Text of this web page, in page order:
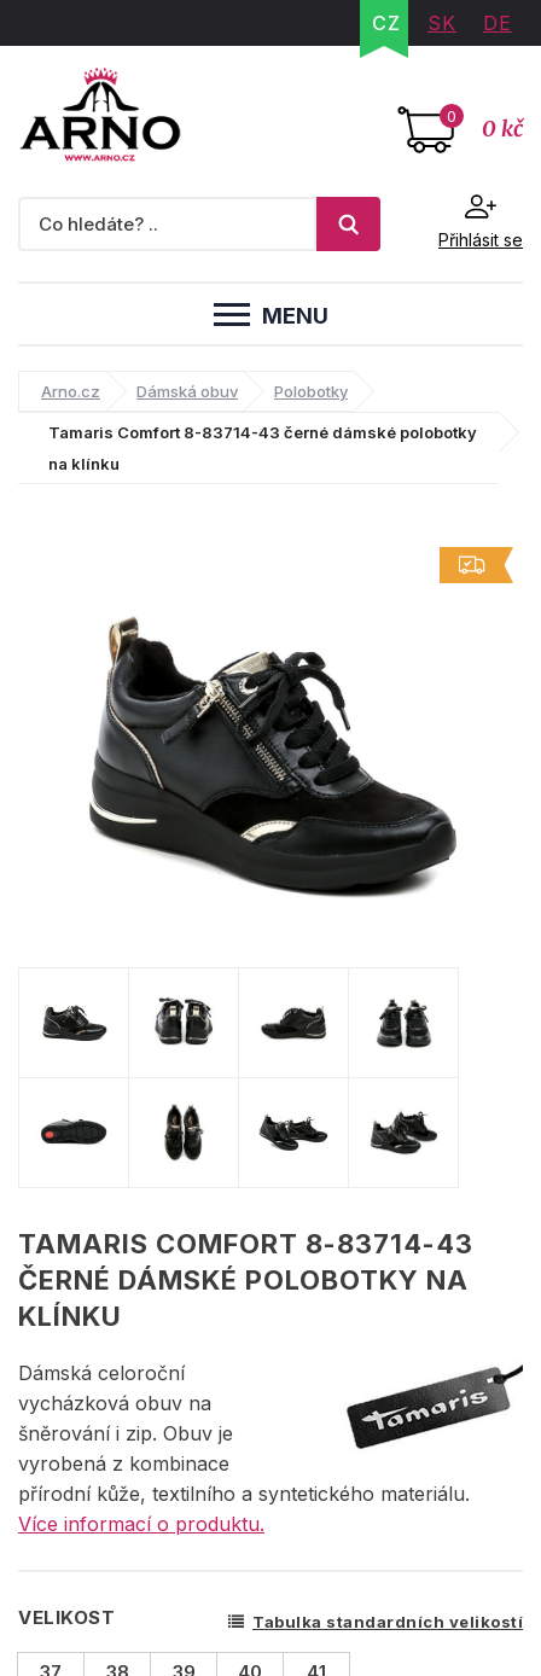
CZ SK DE
0 0 kč
Přihlásit se
MENU
Arno.cz Dámská obuv Polobotky
Tamaris Comfort 8-83714-43 černé dámské polobotky
na klínku
TAMARIS COMFORT 8-83714-43
ČERNÉ DÁMSKÉ POLOBOTKY NA
KLÍNKU
Dámská celoroční
vycházková obuv na
šněrování i zip. Obuv je
vyrobená z kombinace
přírodní kůže, textilního a syntetického materiálu.
Více informací o produktu.
VELIKOST Tabulka standardních velikostí
37 38 39 40 41